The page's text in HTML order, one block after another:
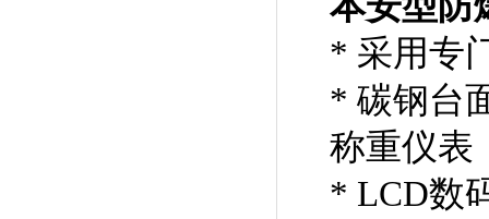
* 采用专
* 碳钢台
称重仪表
* LCD数